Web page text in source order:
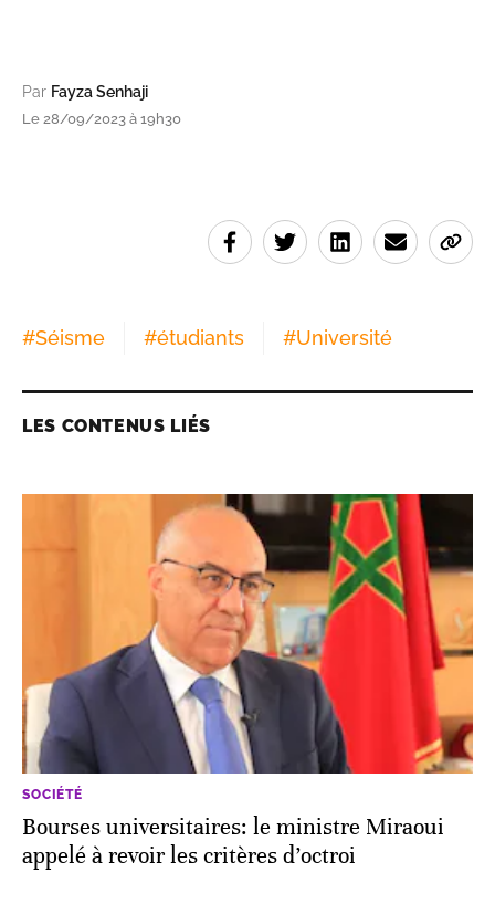
Par Fayza Senhaji
Le 28/09/2023 à 19h30
#Séisme #étudiants #Université
LES CONTENUS LIÉS
SOCIÉTÉ
Bourses universitaires: le ministre Miraoui
appelé à revoir les critères d’octroi